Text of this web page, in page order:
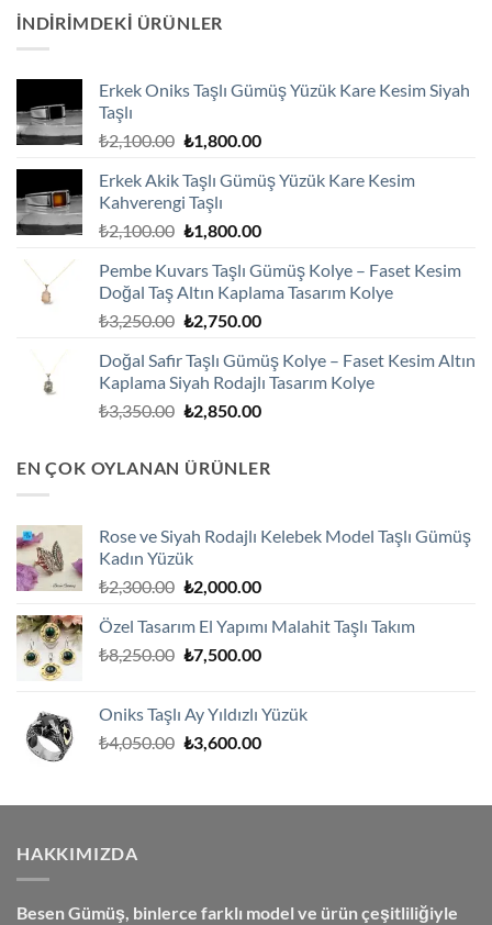
İNDIRIMDEKI ÜRÜNLER
Erkek Oniks Taşlı Gümüş Yüzük Kare Kesim Siyah
Taşlı
₺2,100.00 Orijinal
₺2,100.00.
₺1,800.00Şu
fiyat:
Erkek Akik Taşlı Gümüş Yüzük Kare Kesim
Kahverengi Taşlı
₺2,100.00 Orijinal
₺2,100.00.
₺1,800.00Şu
fiyat:
₺1,800.00.
Pembe Kuvars Taşlı Gümüş Kolye – Faset Kesim
Doğal Taş Altın Kaplama Tasarım Kolye
₺3,250.00 Orijinal
₺3,250.00.
₺2,750.00Şu
fiyat:
₺2,750.00.
Doğal Safir Taşlı Gümüş Kolye – Faset Kesim Altın
Kaplama Siyah Rodajlı Tasarım Kolye
₺3,350.00 Orijinal
₺3,350.00.
₺2,850.00Şu
₺2,850.00.
EN ÇOK OYLANAN ÜRÜNLER
Rose ve Siyah Rodajlı Kelebek Model Taşlı Gümüş
Kadın Yüzük
₺2,300.00 Orijinal
₺2,300.00.
₺2,000.00Şu
fiyat:
₺2,000.00.
Özel Tasarım El Yapımı Malahit Taşlı Takım
₺8,250.00 Orijinal
₺7,500.00Şu
₺7,500.00.
Oniks Taşlı Ay Yıldızlı Yüzük
₺4,050.00 Orijinal
₺3,600.00Şu
₺3,600.00.
HAKKIMIZDA
Besen Gümüş, binlerce farklı model ve ürün çeşitliliğiyle